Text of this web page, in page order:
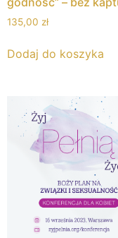
135,00 zł
Dodaj do koszyka